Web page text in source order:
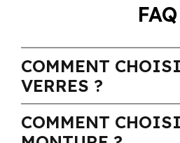
FAQ
COMMENT
VERRES ?
COMMENT